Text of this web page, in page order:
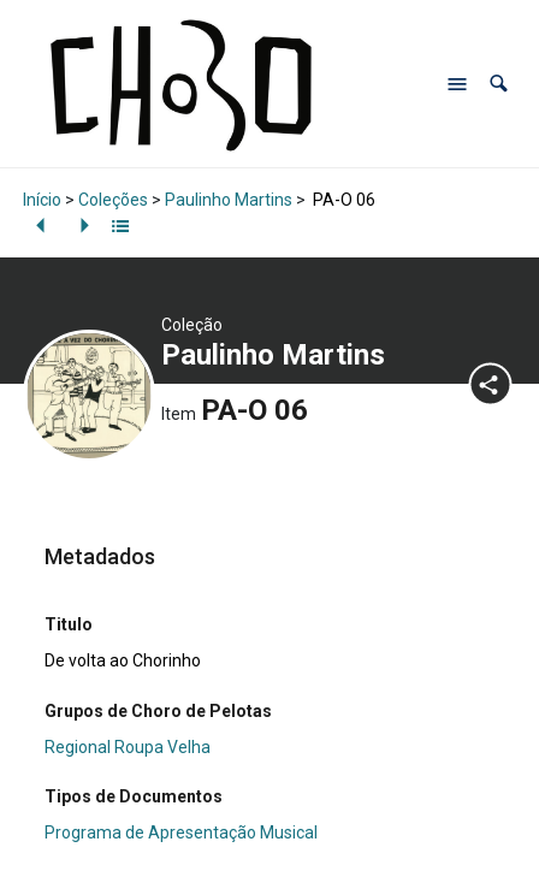
Início > Coleções > Paulinho Martins > PA-O 06
Coleção
Paulinho Martins
Item PA-O 06
Metadados
Titulo
De volta ao Chorinho
Grupos de Choro de Pelotas
Regional Roupa Velha
Tipos de Documentos
Programa de Apresentação Musical